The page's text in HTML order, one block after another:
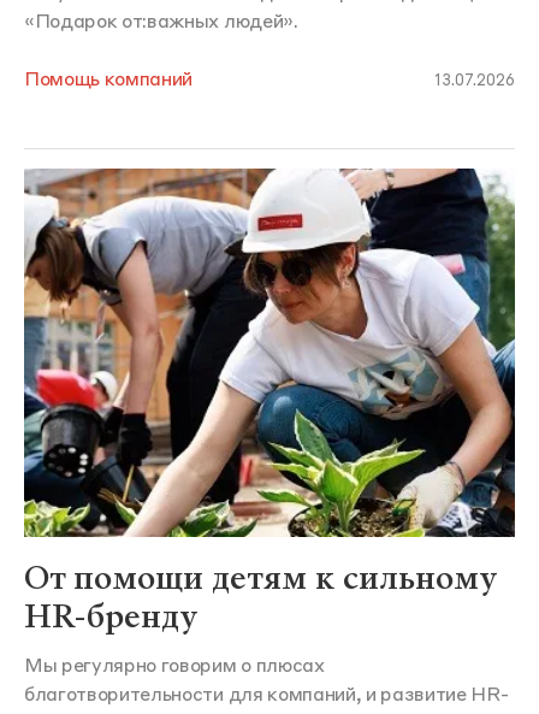
«Подарок от:важных людей».
Помощь компаний 13.07.2026
От помощи детям к сильному
HR-бренду
Мы регулярно говорим о плюсах
благотворительности для компаний, и развитие HR-